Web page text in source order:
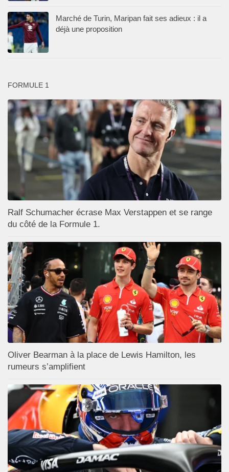
Marché de Turin, Maripan fait ses adieux : il a
déjà une proposition
FORMULE 1
Ralf Schumacher écrase Max Verstappen et se range
du côté de la Formule 1.
Oliver Bearman à la place de Lewis Hamilton, les
rumeurs s’amplifient